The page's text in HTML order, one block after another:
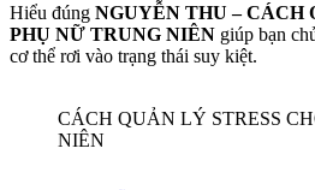
Hiểu đúng NGUYỄN THU – CÁCH
PHỤ NỮ TRUNG NIÊN giúp bạn
cơ thể rơi vào trạng thái suy kiệt.
CÁCH QUẢN LÝ STRESS
NIÊN